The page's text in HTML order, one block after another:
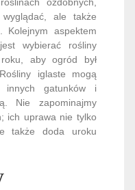
ale także
Kolejnym aspektem
wybierać rośliny
aby ogród był
iglaste mogą
innych gatunków i
Nie zapominajmy
ich uprawa nie tylko
także doda uroku